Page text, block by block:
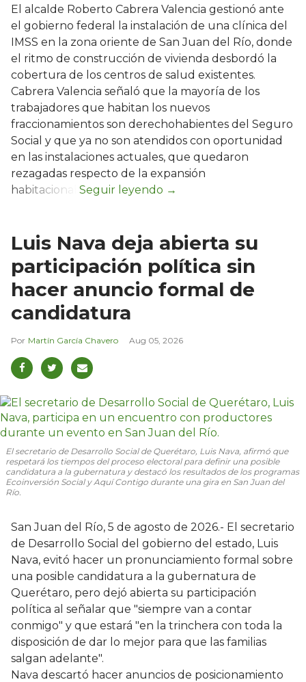
El alcalde Roberto Cabrera Valencia gestionó ante
el gobierno federal la instalación de una clínica del
IMSS en la zona oriente de San Juan del Río, donde
el ritmo de construcción de vivienda desbordó la
cobertura de los centros de salud existentes.
Cabrera Valencia señaló que la mayoría de los
trabajadores que habitan los nuevos
fraccionamientos son derechohabientes del Seguro
Social y que ya no son atendidos con oportunidad
en las instalaciones actuales, que quedaron
rezagadas respecto de la expansión
habitacional.
Luis Nava deja abierta su
participación política sin
hacer anuncio formal de
candidatura
Martín García Chavero Aug 05, 2026
El secretario de Desarrollo Social de Querétaro, Luis Nava, afirmó que
respetará los tiempos del proceso electoral para definir una posible
candidatura a la gubernatura y destacó los resultados de los programas
Ecoinversión Social y Aquí Contigo durante una gira en San Juan del
Río.
San Juan del Río, 5 de agosto de 2026.- El secretario
de Desarrollo Social del gobierno del estado, Luis
Nava, evitó hacer un pronunciamiento formal sobre
una posible candidatura a la gubernatura de
Querétaro, pero dejó abierta su participación
política al señalar que "siempre van a contar
conmigo" y que estará "en la trinchera con toda la
disposición de dar lo mejor para que las familias
salgan adelante".
Nava descartó hacer anuncios de posicionamiento